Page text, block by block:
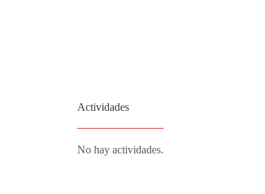
Actividades
No hay actividades.